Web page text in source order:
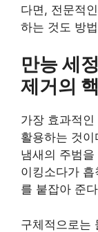
다면, 전문적
하는 것도 방
만능 세
제거의
가장 효과적
활용하는 것
냄새의 주범
이킹소다가
를 붙잡아 준
구체적으로는